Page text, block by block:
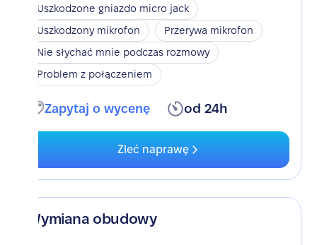
Uszkodzone gniazdo micro jack
Uszkodzony mikrofon
Przerywa mikrofon
Nie słychać mnie podczas rozmowy
Problem z połączeniem
Zapytaj o wycenę od 24h
Zleć naprawę
Wymiana obudowy